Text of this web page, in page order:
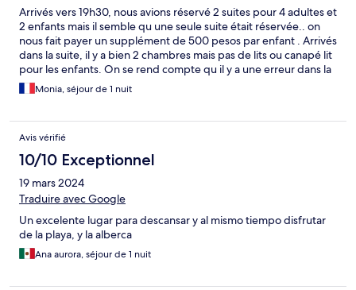
Arrivés vers 19h30, nous avions réservé 2 suites pour 4 adultes et
2 enfants mais il semble qu une seule suite était réservée.. on
nous fait payer un supplément de 500 pesos par enfant . Arrivés
dans la suite, il y a bien 2 chambres mais pas de lits ou canapé lit
pour les enfants. On se rend compte qu il y a une erreur dans la
réservation et on prend donc une autre suite comme prévu.
Pourquoi faire payer un supplément s il n y a pas de solution
20 ans. À date : Infrastructures qui tombent en lambeau, parties
communes sales, suites (appartement) avec une odeur
particulière (renfermé?), service très bof.. seule la plage est
jolie.. Bref passez votre chemin
Monia, séjour de 1 nuit
Avis vérifié
10/10 Exceptionnel
19 mars 2024
Traduire avec Google
Un excelente lugar para descansar y al mismo tiempo disfrutar
de la playa, y la alberca
Ana aurora, séjour de 1 nuit